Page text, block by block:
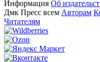
Информация Об
Дмк Пресс всем Авторам
Читателям